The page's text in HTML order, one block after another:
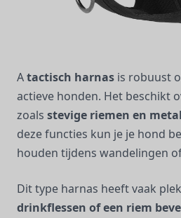
Atactisch harnas is robuust
actieve honden. Het beschikt
zoals stevige riemen en
deze functies kun je je hond
houden tijdens wandelingen
Dit type harnas heeft vaak
drinkflessen of een riem